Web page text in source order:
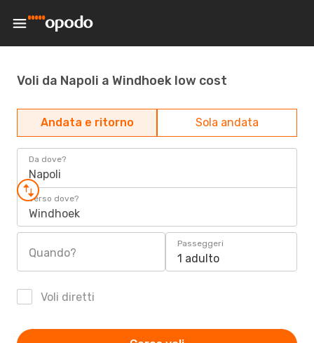
Voli da Napoli a Windhoek low cost
Andata e ritorno Sola andata
Da dove?
Napoli
Verso dove?
Windhoek
Quando?
Passeggeri
1 adulto
Voli diretti